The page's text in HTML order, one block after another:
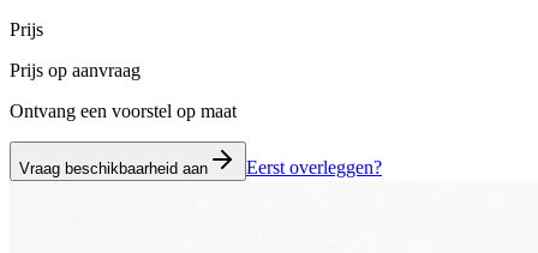
Prijs
Prijs op aanvraag
Ontvang een voorstel op maat
Vraag beschikbaarheid aan Eerst overleggen?